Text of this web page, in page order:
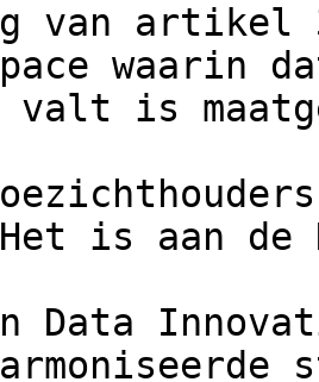
van artikel
waarin
valt is
is aan de
Data